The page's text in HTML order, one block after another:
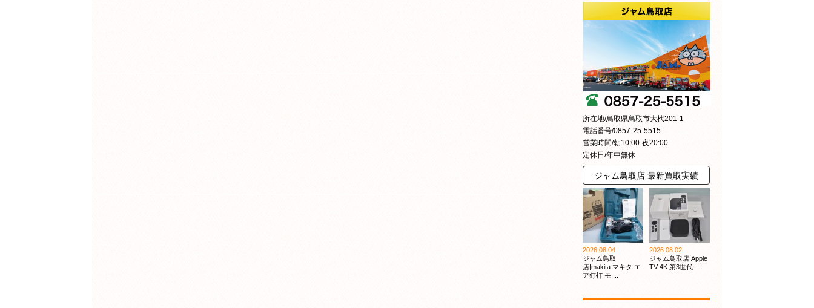
所在地/鳥取県鳥取市大杙201-1
電話番号/0857-25-5515
営業時間/朝10:00-夜20:00
定休日/年中無休
ジャム鳥取店 最新買取実績
2026.08.04
ジャム鳥取
店|makita マキタ エ
ア釘打 モ ...
2026.08.02
ジャム鳥取店|Apple
TV 4K 第3世代 ...